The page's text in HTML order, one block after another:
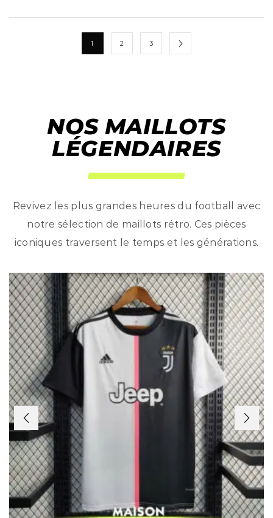
1 2 3
NOS MAILLOTS
LÉGENDAIRES
Revivez les plus grandes heures du football avec
notre sélection de maillots rétro. Ces pièces
iconiques traversent le temps et les générations.